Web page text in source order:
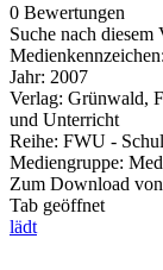
0 Bewertungen
Suche nach diesem
Medienkennzeichen:
Jahr: 2007
Verlag: Grünwald,
und Unterricht
Reihe: FWU -
Mediengruppe:
Zum Download
Tab geöffnet
lädt